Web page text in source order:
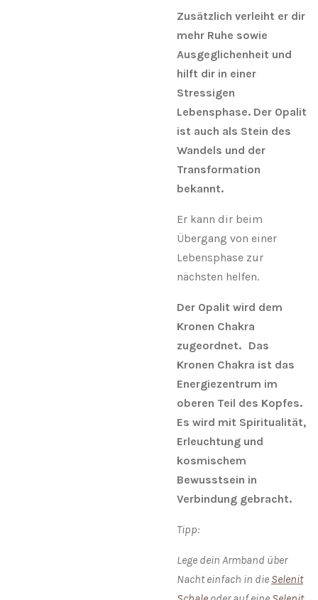
Zusätzlich verleiht er dir
mehr Ruhe sowie
Ausgeglichenheit und
hilft dir in einer
Stressigen
Lebensphase. Der Opalit
ist auch als Stein des
Wandels und der
Transformation
bekannt.
Er kann dir beim
Übergang von einer
Lebensphase zur
nächsten helfen.
Der Opalit wird dem
Kronen Chakra
zugeordnet. Das
Kronen Chakra ist das
Energiezentrum im
oberen Teil des Kopfes.
Es wird mit Spiritualität,
Erleuchtung und
kosmischem
Bewusstsein in
Verbindung gebracht.
Tipp:
Lege dein Armband über
Nacht einfach in die Selenit